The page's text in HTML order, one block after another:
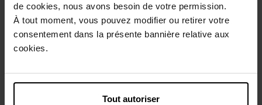
de cookies, nous avons besoin de votre permission.
À tout moment, vous pouvez modifier ou retirer votre
consentement dans la présente bannière relative aux
cookies.
Tout autoriser
Lundi 09:30
18:00
Mardi
09:30
18:00
Mercredi
09:30
18:00
Jeudi
Samedi
09:30
18:00